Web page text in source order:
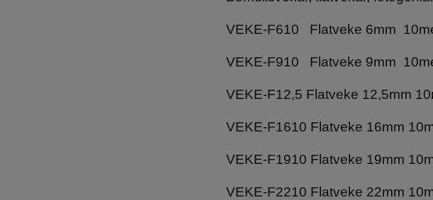
VEKE-F610 Flatveke 6mm
VEKE-F910 Flatveke 9mm
VEKE-F12,5 Flatveke 12,5mm
VEKE-F1610 Flatveke 16mm
VEKE-F1910 Flatveke 19mm
VEKE-F2210 Flatveke 22mm